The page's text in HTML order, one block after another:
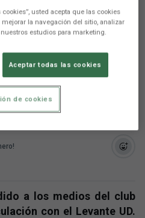
a este
con Oriol Rey
el Real Valladolid
a los medios del club
con el Levante UD.
usted acepta que las cookies
la navegación del sitio, analizar
estudios para marketing.
Aceptar todas las cookies
de cookies